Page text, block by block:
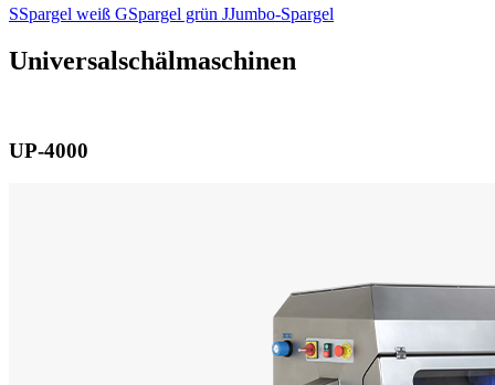
SSpargel weiß GSpargel grün JJumbo-Spargel
Universalschälmaschinen
UP-4000